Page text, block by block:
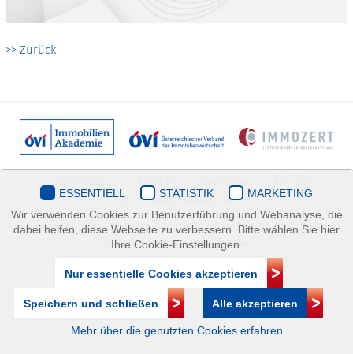
>> Zurück
Immobilienakademie
Mariahilfer Straße 116/2.OG/2 1070 Wien | +43(1)505 32 50 |
immobilienakademie@ovi.at
ESSENTIELL STATISTIK
MARKETING
Wir verwenden Cookies zur Benutzerführung und Webanalyse, die
dabei helfen, diese Webseite zu verbessern. Bitte wählen Sie hier
Ihre Cookie-Einstellungen.
Nur essentielle Cookies akzeptieren
Speichern und schließen Alle akzeptieren
Mehr über die genutzten Cookies erfahren